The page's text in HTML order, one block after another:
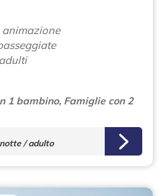
animazione
1 bambino, Famiglie con 2
notte / adulto